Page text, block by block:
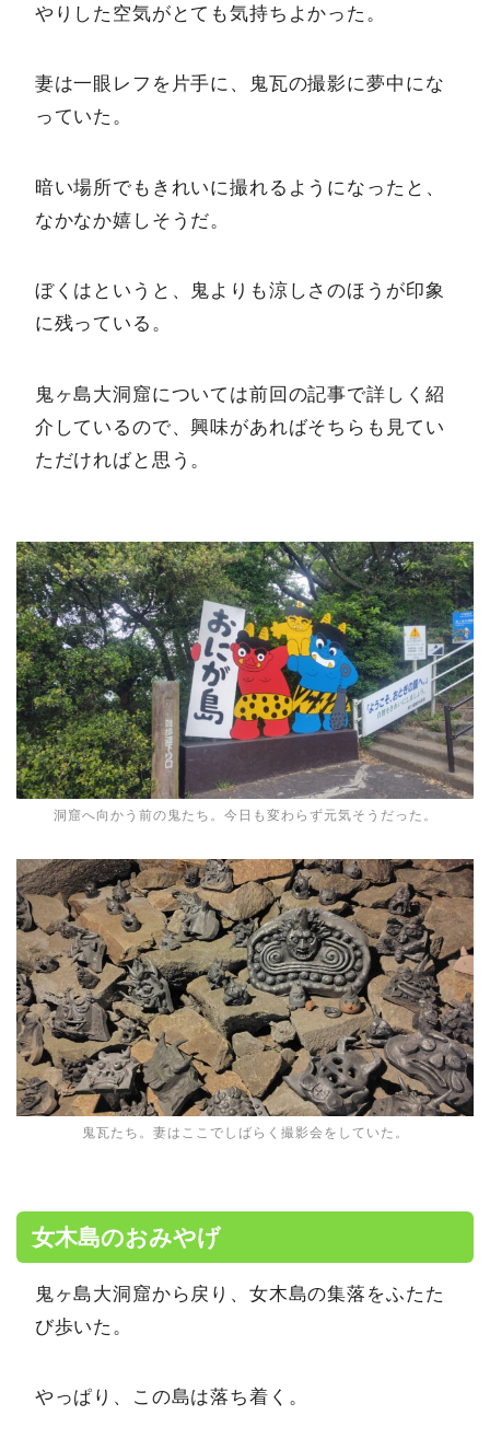
やりした空気がとても気持ちよかった。
妻は一眼レフを片手に、鬼瓦の撮影に夢中にな
っていた。
暗い場所でもきれいに撮れるようになったと、
なかなか嬉しそうだ。
ぼくはというと、鬼よりも涼しさのほうが印象
に残っている。
鬼ヶ島大洞窟については前回の記事で詳しく紹
介しているので、興味があればそちらも見てい
ただければと思う。
洞窟へ向かう前の鬼たち。今日も変わらず元気そうだった。
鬼瓦たち。妻はここでしばらく撮影会をしていた。
女木島のおみやげ
鬼ヶ島大洞窟から戻り、女木島の集落をふたた
び歩いた。
やっぱり、この島は落ち着く。